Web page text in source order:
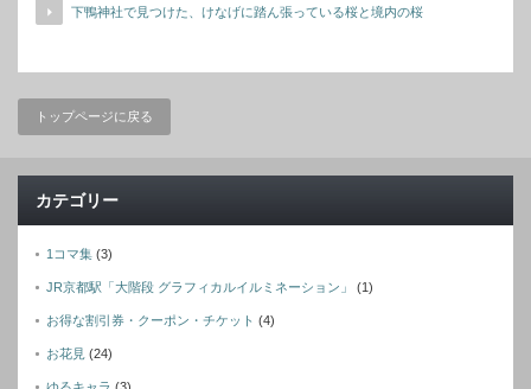
下鴨神社で見つけた、けなげに踏ん張っている桜と境内の桜
トップページに戻る
カテゴリー
1コマ集 (3)
JR京都駅「大階段 グラフィカルイルミネーション」 (1)
お得な割引券・クーポン・チケット (4)
お花見 (24)